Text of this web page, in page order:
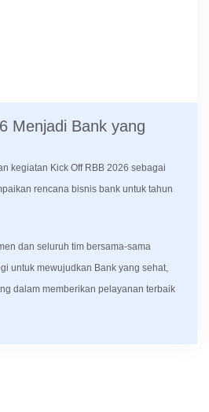
Menjadi Bank yang
kegiatan Kick Off RBB 2026 sebagai
rencana bisnis bank untuk tahun
dan seluruh tim bersama-sama
untuk mewujudkan Bank yang
dalam memberikan